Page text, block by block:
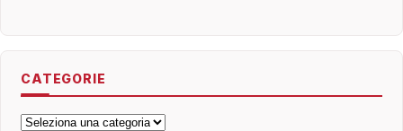
CATEGORIE
Categorie